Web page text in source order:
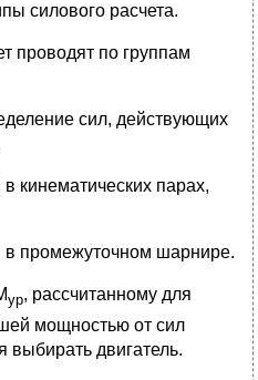
силового расчета.
проводят по группам
сил, действующих
кинематических парах,
в промежуточном шарнире.
ур, рассчитанному для
мощностью от сил
выбирать двигатель.